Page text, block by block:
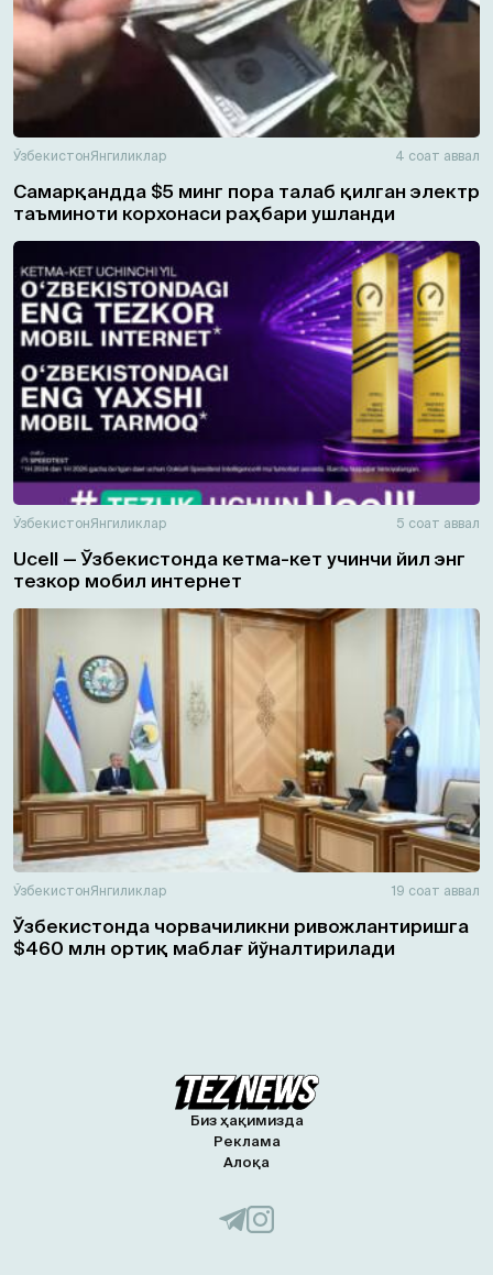
ЎзбекистонЯнгиликлар 4 соат аввал
Самарқандда $5 минг пора талаб қилган электр
таъминоти корхонаси раҳбари ушланди
ЎзбекистонЯнгиликлар 5 соат аввал
Ucell — Ўзбекистонда кетма-кет учинчи йил энг
тезкор мобил интернет
ЎзбекистонЯнгиликлар 19 соат аввал
Ўзбекистонда чорвачиликни ривожлантиришга
$460 млн ортиқ маблағ йўналтирилади
Биз ҳақимизда
Реклама
Алоқа